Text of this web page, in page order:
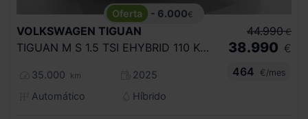
- 6.000€
VOLKSWAGEN TIGUAN
TIGUAN M S 1.5 TSI EHYBRID 110 KW (150 CV) / 85 KW (115 CV) AUTOM TICO DSG 6 VEL.
35.000 km
2025
Automático
Híbrido
44.990 €
38.990 €
464
€/mes